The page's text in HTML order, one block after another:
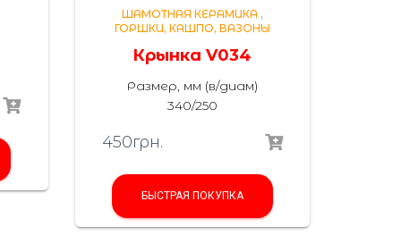
ШАМОТНАЯ КЕРАМИКА ,
ГОРШКИ, КАШПО, ВАЗОНЫ
Крынка V034
Размер, мм (в/диам)
340/250
450грн.
БЫСТРАЯ ПОКУПКА